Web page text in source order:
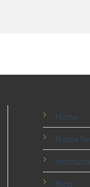
Home
Nossa
Blog